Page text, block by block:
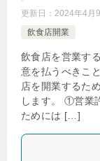
更新日： 2024年4月
飲食店開業
飲食店を営業す
意を払うべきこ
店を開業するた
します。 ①営業
ためには […]